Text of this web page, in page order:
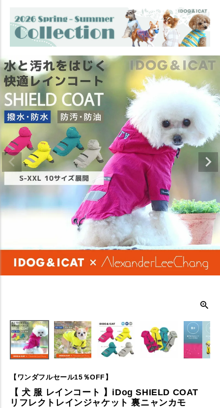
【ワンダフルセール15％OFF】
【 犬 服 レインコート 】iDog SHIELD COAT
リフレクトレインジャケット 裏ニャンカモ